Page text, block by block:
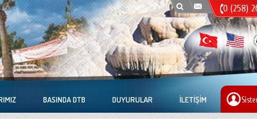
0 (258)
BASINDA DTB DUYURULAR İLETIŞIM